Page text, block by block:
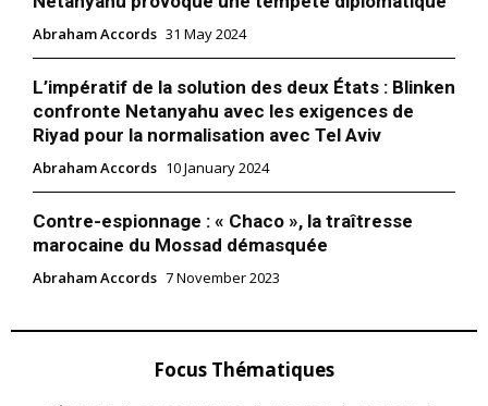
Mon compte
Related
À l’invitation de MBZ, le
président israélien et son
épouse atterriront demain
Dhabi
Le président israélien Isaac
Herzog s’envolera à Abu
visite d’un chef d’Etat
In "Abraham Accords"
touristes israéliens bloqués
au Maroc sans consulter les
16 April 2020
In "Abraham Accords"
Abraham Accords 31 May 2024
L’impératif de la solution des deux États : Blinken
confronte Netanyahu avec les exigences de
Riyad pour la normalisation avec Tel Aviv
Abraham Accords 10 January 2024
Contre-espionnage : « Chaco », la traîtresse
marocaine du Mossad démasquée
Abraham Accords 7 November 2023
Focus Thématiques